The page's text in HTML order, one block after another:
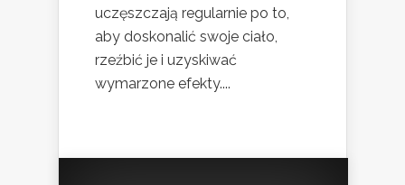
uczęszczają regularnie po to,
aby doskonalić swoje ciało,
rzeźbić je i uzyskiwać
wymarzone efekty....